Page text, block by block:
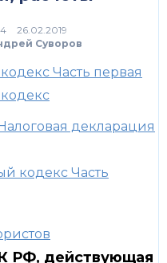
Суворов
Часть первая
Налоговая декларация
кодекс Часть
РФ, действующая